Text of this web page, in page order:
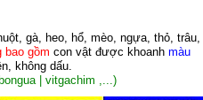
gà, heo, hổ, mèo, ngựa, thỏ, trâu,
bao gồm con vật được khoanh màu
không dấu.
| vitgachim ,...)